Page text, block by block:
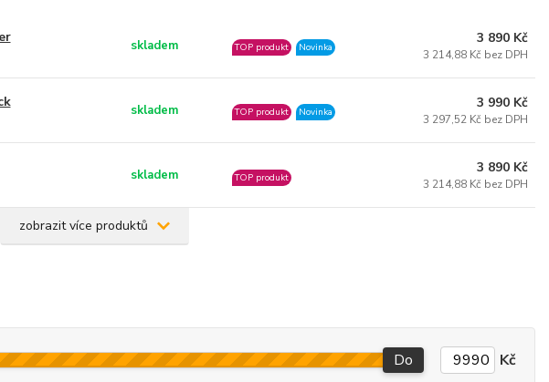
skladem TOP produkt Novinka
3 890 Kč
3 214,88 Kč bez DPH
skladem TOP produkt Novinka
3 990 Kč
3 297,52 Kč bez DPH
skladem TOP produkt
3 890 Kč
3 214,88 Kč bez DPH
zobrazit více produktů
Do Kč